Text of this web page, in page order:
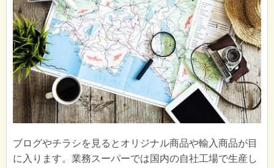
ブログやチラシを見るとオリジナル商品や輸入商品が目
に入ります。業務スーパーでは国内の自社工場で生産し